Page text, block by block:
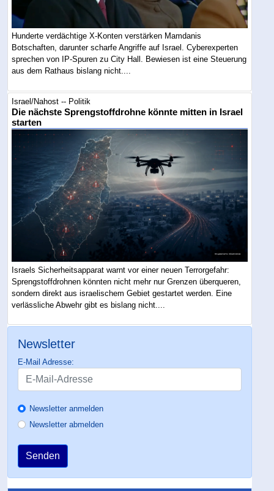
Hunderte verdächtige X-Konten verstärken Mamdanis
Botschaften, darunter scharfe Angriffe auf Israel. Cyberexperten
sprechen von IP-Spuren zu City Hall. Bewiesen ist eine Steuerung
aus dem Rathaus bislang nicht....
Israel/Nahost -- Politik
Die nächste Sprengstoffdrohne könnte mitten in Israel
starten
Israels Sicherheitsapparat warnt vor einer neuen Terrorgefahr:
Sprengstoffdrohnen könnten nicht mehr nur Grenzen überqueren,
sondern direkt aus israelischem Gebiet gestartet werden. Eine
verlässliche Abwehr gibt es bislang nicht....
Newsletter
E-Mail Adresse:
Newsletter anmelden
Newsletter abmelden
Senden